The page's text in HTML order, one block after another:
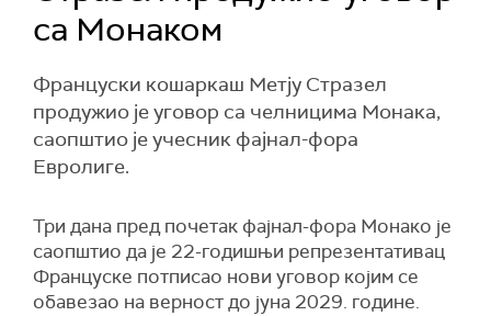
са Монаком
Француски кошаркаш Метју Стразел
продужио је уговор са челницима Монака,
саопштио је учесник фајнал-фора
Евролиге.
Три дана пред почетак фајнал-фора Монако је
саопштио да је 22-годишњи репрезентативац
Француске потписао нови уговор којим се
обавезао на верност до јуна 2029. године.